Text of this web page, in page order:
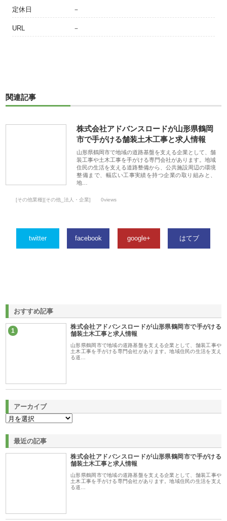
定休日 －
URL －
関連記事
株式会社アドバンスロードが山形県鶴岡
市で手がける舗装土木工事と求人情報
山形県鶴岡市で地域の道路基盤を支える企業として、舗
装工事や土木工事を手がける専門会社があります。地域
住民の生活を支える道路整備から、公共施設周辺の環境
整備まで、幅広い工事実績を持つ企業の取り組みと、
地…
[その他業種][その他_法人・企業] 0views
twitter facebook google+ はてブ
おすすめ記事
1
株式会社アドバンスロードが山形県鶴岡市で手がける
舗装土木工事と求人情報
山形県鶴岡市で地域の道路基盤を支える企業として、舗装工事や
土木工事を手がける専門会社があります。地域住民の生活を支え
る道…
アーカイブ
最近の記事
株式会社アドバンスロードが山形県鶴岡市で手がける
舗装土木工事と求人情報
山形県鶴岡市で地域の道路基盤を支える企業として、舗装工事や
土木工事を手がける専門会社があります。地域住民の生活を支え
る道…